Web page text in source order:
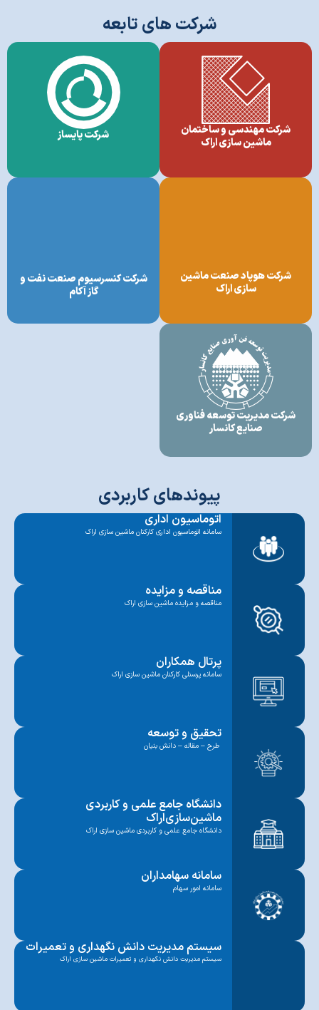
شرکت های تابعه
شرکت مهندسی و ساختمان
ماشین سازی اراک
شرکت پایساز
شرکت هوپاد صنعت ماشین
سازی اراک
شرکت کنسرسیوم صنعت نفت و
گاز آکام
شرکت مدیریت توسعه فناوری
صنایع کانسار
پیوندهای کاربردی
اتوماسیون اداری
سامانه اتوماسیون اداری کارکنان ماشین سازی اراک
مناقصه و مزایده
مناقصه و مزایده ماشین سازی اراک
پرتال همکاران
سامانه پرسنلی کارکنان ماشین سازی اراک
تحقیق و توسعه
طرح – مقاله – دانش بنیان
دانشگاه جامع علمی و کاربردی
ماشین‌سازی‌اراک
دانشگاه جامع علمی و کاربردی ماشین سازی اراک
سامانه سهامداران
سامانه امور سهام
سیستم مدیریت دانش نگهداری و تعمیرات
سیستم مدیریت دانش نگهداری و تعمیرات ماشین سازی اراک